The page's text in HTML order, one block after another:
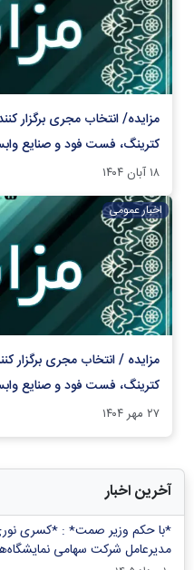
مزایده/ ​انتخاب مجری برگزار
کترینگ، فست فود و صنایع
۱۸ آبان ۱۴۰۴
اخبار عمومی
مزایده / انتخاب مجری برگزار
کترینگ، فست فود و صنایع
۲۷ مهر ۱۴۰۴
آخرین اخبار
*با حکم وزیر صمت* : *کسری
مدیرعامل شرکت سهامی